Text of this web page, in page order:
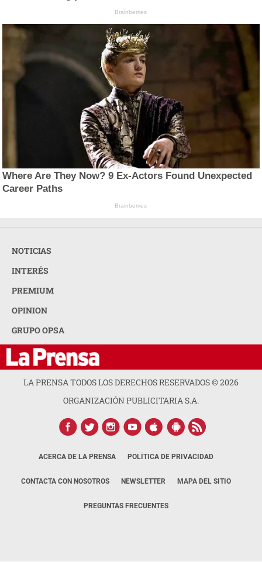
Brainberries
Where Are They Now? 9 Ex-Actors Found Unexpected
Career Paths
Brainberries
NOTICIAS
INTERÉS
PREMIUM
OPINION
GRUPO OPSA
LA PRENSA TODOS LOS DERECHOS RESERVADOS ©2026
ORGANIZACIÓN PUBLICITARIA S.A.
ACERCA DE LA PRENSA POLÍTICA DE PRIVACIDAD
CONTACTA CON NOSOTROS NEWSLETTER MAPA DEL SITIO
PREGUNTAS FRECUENTES